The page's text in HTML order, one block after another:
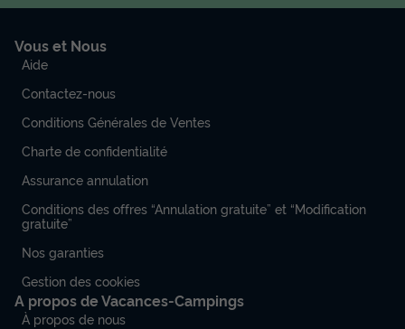
Vous et Nous
Aide
Contactez-nous
Conditions Générales de Ventes
Charte de confidentialité
Assurance annulation
Conditions des offres “Annulation gratuite” et “Modification
gratuite”
Nos garanties
Gestion des cookies
A propos de Vacances-Campings
À propos de nous